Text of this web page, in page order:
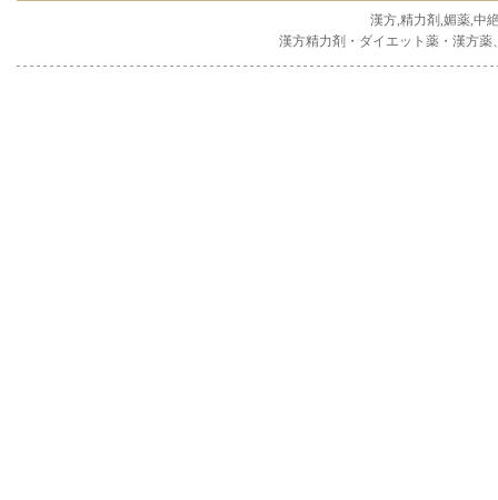
漢方,精力剤,媚薬,中
漢方精力剤・ダイエット薬・漢方